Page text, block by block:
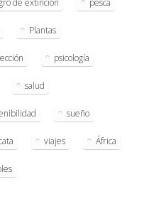
Plantas
psicología
salud
sueño
viajes África